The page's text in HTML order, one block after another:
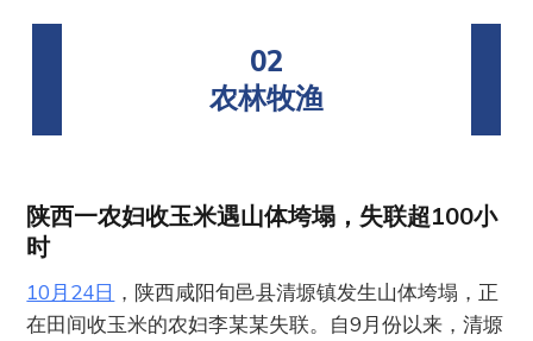
02
农林牧渔
陕西一农妇收玉米遇山体垮塌，失联超100小
时
10月24日 ，陕西咸阳旬邑县清塬镇发生山体垮塌，正
在田间收玉米的农妇李某某失联。自9月份以来，清塬